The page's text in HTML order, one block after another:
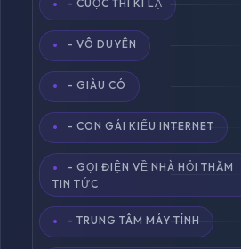
- CUỘC THI KÌ LẠ
- VÔ DUYÊN
- GIÀU CÓ
- CON GÁI KIỂU INTERNET
- GỌI ĐIỆN VỀ NHÀ HỎI THĂM
TIN TỨC
- TRUNG TÂM MÁY TÍNH